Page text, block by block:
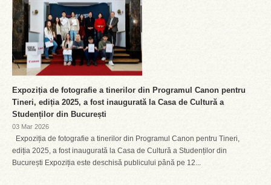
Expoziția de fotografie a tinerilor din Programul Canon pentru
Tineri, ediția 2025, a fost inaugurată la Casa de Cultură a
Studenților din București
03 Mar 2026
Expoziția de fotografie a tinerilor din Programul Canon pentru Tineri,
ediția 2025, a fost inaugurată la Casa de Cultură a Studenților din
București Expoziția este deschisă publicului până pe 12...